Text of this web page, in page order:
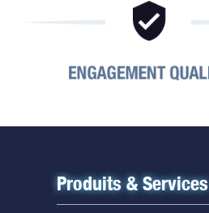
Produits & Services